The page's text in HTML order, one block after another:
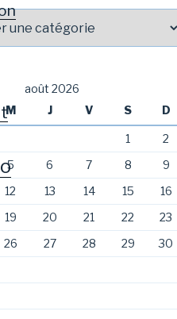
août 2026
M
J V S D
1
2
5
6 7 8
9
12
13 14 15
16
19
20 21 22
23
26
27 28 29 30